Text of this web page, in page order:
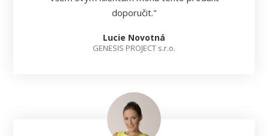
doporučit."
Lucie Novotná
GENESIS PROJECT s.r.o.